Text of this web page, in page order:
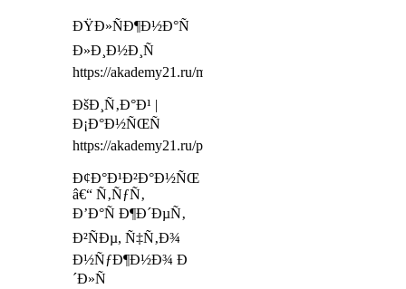
ÐŸÐ»ÑÐ¶Ð½Ð°Ñ
Ð»Ð¸Ð½Ð¸Ñ
https://akademy21.ru/master_manikura
ÐšÐ¸Ñ‚Ð°Ð¹ |
Ð¡Ð°Ð½ÑŒÑ
https://akademy21.ru/prepodavatel_podologii
Ð¢Ð°Ð¹Ð²Ð°Ð½ÑŒ
â€“ Ñ‚ÑƒÑ‚
Ð’Ð°Ñ Ð¶Ð´ÐµÑ‚
Ð²ÑÐµ, Ñ‡Ñ‚Ð¾
Ð½ÑƒÐ¶Ð½Ð¾ Ð
´Ð»Ñ